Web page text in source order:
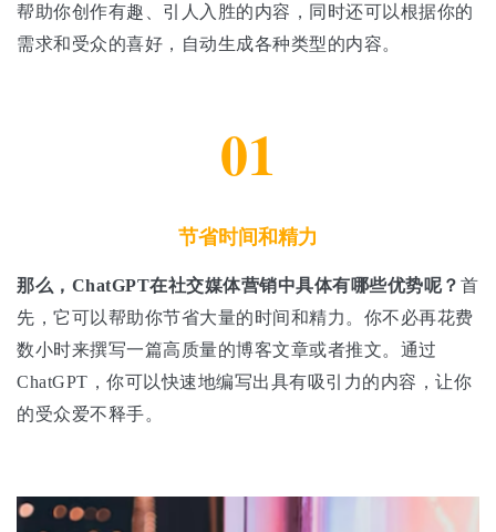
帮助你创作有趣、引人入胜的内容，同时还可以根据你的
需求和受众的喜好，自动生成各种类型的内容。
01
节省时间和精力
那么，ChatGPT在社交媒体营销中具体有哪些优势呢？ 首
先，它可以帮助你节省大量的时间和精力。你不必再花费
数小时来撰写一篇高质量的博客文章或者推文。通过
ChatGPT，你可以快速地编写出具有吸引力的内容，让你
的受众爱不释手。